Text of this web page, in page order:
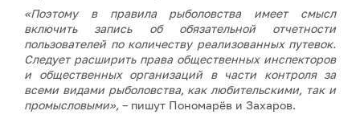
«Поэтому в правила рыболовства имеет смысл
включить запись об обязательной отчетности
пользователей по количеству реализованных путевок.
Следует расширить права общественных инспекторов
и общественных организаций в части контроля за
всеми видами рыболовства, как любительскими, так и
промысловыми», – пишут Пономарёв и Захаров.